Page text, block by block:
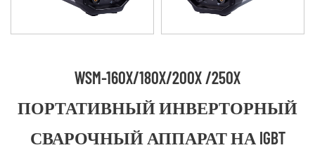
WSM-160X/180X/200X /250X
ПОРТАТИВНЫЙ ИНВЕРТОРНЫЙ
СВАРОЧНЫЙ АППАРАТ НА IGBT